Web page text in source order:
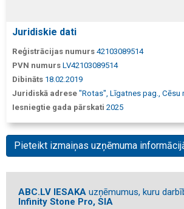
Juridiskie dati
Reģistrācijas numurs 42103089514
PVN numurs LV42103089514
Dibināts 18.02.2019
Juridiskā adrese "Rotas", Līgatnes pag., Cēsu
Iesniegtie gada pārskati 2025
Pieteikt izmaiņas uzņēmuma
ABC.LV IESAKA uzņēmumus, kuru
Infinity Stone Pro, SIA